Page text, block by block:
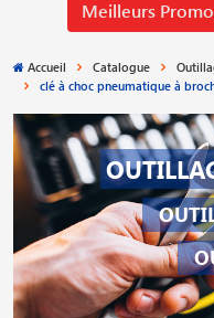
Meilleurs
Accueil Catalogue
clé à choc pneumatique à